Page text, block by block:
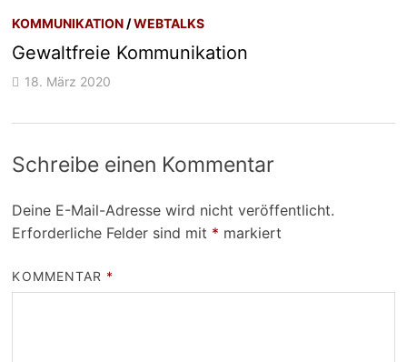
KOMMUNIKATION /WEBTALKS
Gewaltfreie Kommunikation
18. März 2020
Schreibe einen Kommentar
Deine E-Mail-Adresse wird nicht veröffentlicht.
Erforderliche Felder sind mit * markiert
KOMMENTAR *